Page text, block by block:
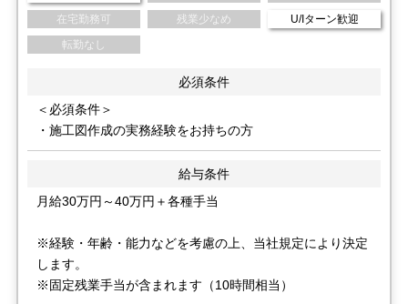
在宅勤務可 残業少なめ
U/Iターン歓迎
転勤なし
必須条件
＜必須条件＞
・施工図作成の実務経験をお持ちの方
給与条件
月給30万円～40万円＋各種手当
※経験・年齢・能力などを考慮の上、当社規定により決定
します。
※固定残業手当が含まれます（10時間相当）